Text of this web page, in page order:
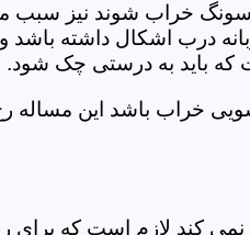
خراب شوند نیز سبب
درب اشکال داشته
باید به درستی چک شود.
خراب باشد این
کند لازم است که برای